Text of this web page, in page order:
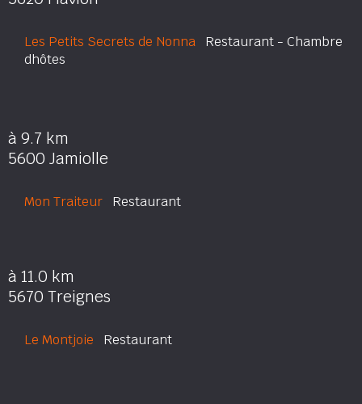
Les Petits Secrets de Nonna Restaurant - Chambre
dhôtes
à 9.7 km
5600 Jamiolle
Mon Traiteur Restaurant
à 11.0 km
5670 Treignes
Le Montjoie Restaurant